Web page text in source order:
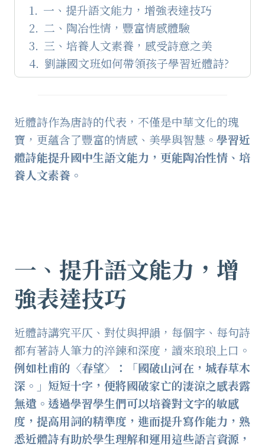
一、提升語文能力，增強表達技巧
二、陶冶性情，豐富情感體驗
三、培養人文素養，感受詩意之美
劉謙國文班如何帶領孩子學習近體詩?
近體詩作為唐詩的代表，不僅是中華文化的瑰
寶，更蘊含了豐富的情感、美學與智慧。 學習近
體詩能提升國中生語文能力，更能陶冶性情、培
養人文素養。
一、 提升語文能力，增
強表達技巧
近體詩講究平仄、對仗與押韻，每個字、每句詩
都有著詩人筆力的淬鍊和深度，讀來琅琅上口。
例如杜甫的〈春望〉：「國破山河在，城春草木
深。」短短十字，便將國破家亡的淒涼之感表露
無遺。透過學習學生們可以培養對文字的敏感
度，提高用詞的精準度，進而提升寫作能力，熟
悉近體詩有助於學生理解和運用這些語言資源，